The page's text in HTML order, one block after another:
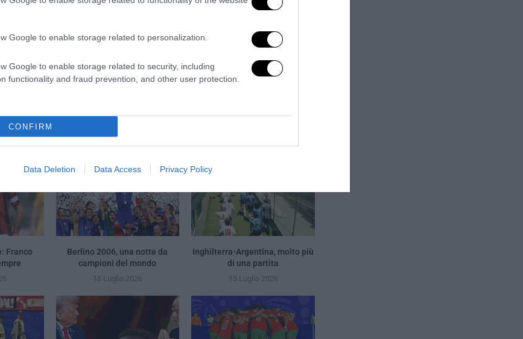
Google to enable storage related to personalization.
Google to enable storage related to security, including
functionality and fraud prevention, and other user protection.
CONFIRM
Data Deletion Data Access Privacy Policy
Ivan Perisic:
minestra riscaldata?
next post
Juventus, Marocchi “L’infortunio di Vlahovic
Franco
Berlino 2006, una notte da
campioni del mondo
18 Luglio 2026
Inghilterra-Argentina, molto più
di una partita
15 Luglio 2026